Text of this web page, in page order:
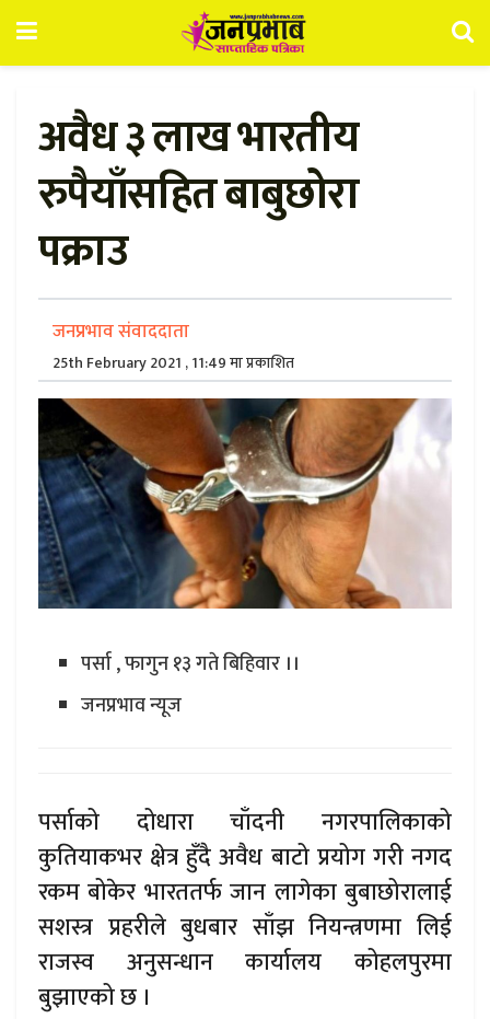
अवैध ३ लाख भारतीय
रुपैयाँसहित बाबुछोरा
पक्राउ
जनप्रभाव संवाददाता
25th February 2021 , 11:49 मा प्रकाशित
पर्सा , फागुन १३ गते बिहिवार ।।
जनप्रभाव न्यूज
पर्साको दोधारा चाँदनी नगरपालिकाको
कुतियाकभर क्षेत्र हुँदै अवैध बाटो प्रयोग गरी नगद
रकम बोकेर भारततर्फ जान लागेका बुबाछोरालाई
सशस्त्र प्रहरीले बुधबार साँझ नियन्त्रणमा लिई
राजस्व अनुसन्धान कार्यालय कोहलपुरमा
बुझाएको छ ।